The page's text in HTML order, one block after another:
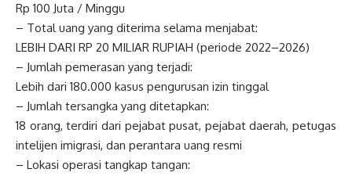
Rp 100 Juta / Minggu
– Total uang yang diterima selama menjabat:
LEBIH DARI RP 20 MILIAR RUPIAH (periode 2022–2026)
– Jumlah pemerasan yang terjadi:
Lebih dari 180.000 kasus pengurusan izin tinggal
– Jumlah tersangka yang ditetapkan:
18 orang, terdiri dari pejabat pusat, pejabat daerah, petugas
intelijen imigrasi, dan perantara uang resmi
– Lokasi operasi tangkap tangan: